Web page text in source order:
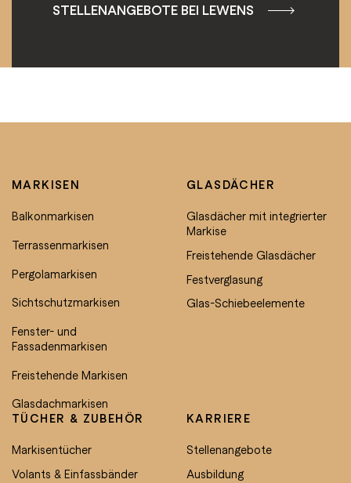
STELLENANGEBOTE BEI LEWENS
MARKISEN
Balkonmarkisen
Terrassenmarkisen
Pergolamarkisen
Sichtschutzmarkisen
Fenster- und
Fassadenmarkisen
Freistehende Markisen
Glasdachmarkisen
GLASDÄCHER
Glasdächer mit integrierter
Markise
Freistehende Glasdächer
Festverglasung
Glas-Schiebeelemente
TÜCHER & ZUBEHÖR
Markisentücher
Volants & Einfassbänder
KARRIERE
Stellenangebote
Ausbildung